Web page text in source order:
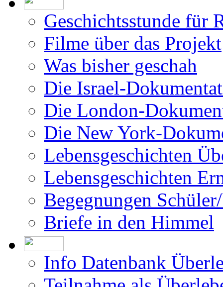
Geschichtsstunde für
Filme über das Projekt
Was bisher geschah
Die Israel-
Die London-
Die New York-
Lebensgeschichten
Lebensgeschichten
Begegnungen
Briefe in den Himmel
Info Datenbank
Teilnahme als